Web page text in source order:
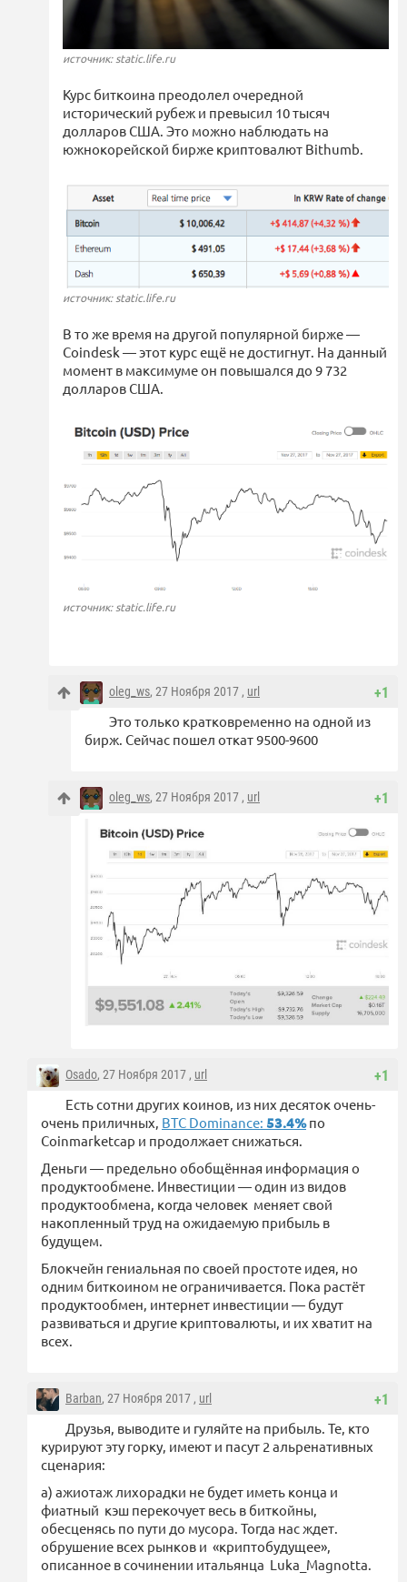
источник: static.life.ru
Курс биткоина преодолел очередной
исторический рубеж и превысил 10 тысяч
долларов США. Это можно наблюдать на
южнокорейской бирже криптовалют Bithumb.
источник: static.life.ru
В то же время на другой популярной бирже —
Coindesk — этот курс ещё не достигнут. На данный
момент в максимуме он повышался до 9 732
долларов США.
источник: static.life.ru
+1
oleg_ws, 27 Ноября 2017 , url
Это только кратковременно на одной из
бирж. Сейчас пошел откат 9500-9600
+1
oleg_ws, 27 Ноября 2017 , url
+1
Osado, 27 Ноября 2017 , url
Есть сотни других коинов, из них десяток очень-
очень приличных, BTC Dominance: 53.4%по
Coinmarketcap и продолжает снижаться.
Деньги — предельно обобщённая информация о
продуктообмене. Инвестиции — один из видов
продуктообмена, когда человек меняет свой
накопленный труд на ожидаемую прибыль в
будущем.
Блокчейн гениальная по своей простоте идея, но
одним биткоином не ограничивается. Пока растёт
продуктообмен, интернет инвестиции — будут
развиваться и другие криптовалюты, и их хватит на
всех.
+1
Barban, 27 Ноября 2017 , url
Друзья, выводите и гуляйте на прибыль. Те, кто
курируют эту горку, имеют и пасут 2 альренативных
сценария:
а) ажиотаж лихорадки не будет иметь конца и
фиатный кэш перекочует весь в биткойны,
обесценясь по пути до мусора. Тогда нас ждет.
обрушение всех рынков и «криптобудущее»,
описанное в сочинении итальянца Luka_Magnotta.